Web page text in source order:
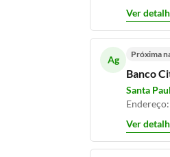
Ver
Ag Próxima
Banco
Santa
Ver